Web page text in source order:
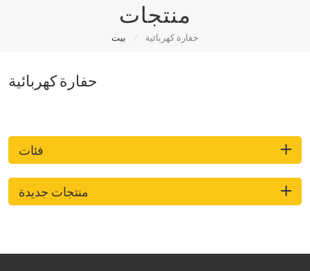
منتجات
بيت / حفارة كهربائية
حفارة كهربائية
فئات
منتجات جديدة